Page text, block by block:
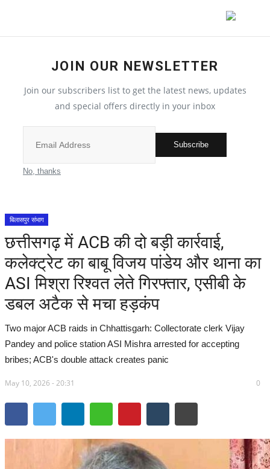
मुख्य समाचार
छत्तीसगढ़
All
सरगुजा संभाग
बिलासपुर संभाग
रायपुर संभाग
दुर्ग संभाग
JOIN OUR NEWSLETTER
Join our subscribers list to get the latest news, updates
and special offers directly in your inbox
Subscribe
No, thanks
बिलासपुर संभाग
छत्तीसगढ़ में ACB की दो बड़ी कार्रवाई,
कलेक्ट्रेट का बाबू विजय पांडेय और थाना का
ASI मिश्रा रिश्वत लेते गिरफ्तार, एसीबी के
डबल अटैक से मचा हड़कंप
Two major ACB raids in Chhattisgarh: Collectorate clerk Vijay
Pandey and police station ASI Mishra arrested for accepting
bribes; ACB's double attack creates panic
May 10, 2026 - 20:31 0